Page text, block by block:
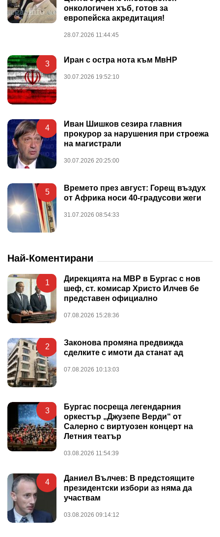
онкологичен хъб, готов за
европейска акредитация!
28.07.2026 11:44:45
3 Иран с остра нота към МвНР
30.07.2026 19:52:10
4
Иван Шишков сезира главния
прокурор за нарушения при строежа
на магистрали
30.07.2026 20:25:00
5
Времето през август: Горещ въздух
от Африка носи 40-градусови жеги
31.07.2026 08:54:33
Най-Коментирани
1
Дирекцията на МВР в Бургас с нов
шеф, ст. комисар Христо Илчев бе
представен официално
07.08.2026 15:28:36
2
Законова промяна предвижда
сделките с имоти да станат ад
07.08.2026 10:13:03
3
Бургас посреща легендарния
оркестър „Джузепе Верди“ от
Салерно с виртуозен концерт на
Летния театър
03.08.2026 11:54:39
4
Даниел Вълчев: В предстоящите
президентски избори аз няма да
участвам
03.08.2026 09:14:12